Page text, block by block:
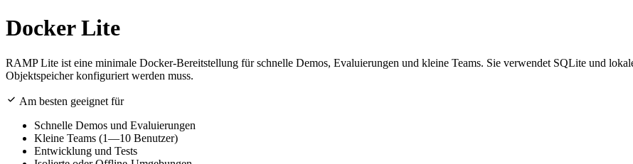
Docker Lite
RAMP Lite ist eine minimale Docker-Bereitstellung für schnelle Demos, Evaluierungen und kleine Teams. Sie verwendet SQLite und
Objektspeicher konfiguriert werden muss.
Am besten geeignet für
Schnelle Demos und Evaluierungen
Kleine Teams (1—10 Benutzer)
Entwicklung und Tests